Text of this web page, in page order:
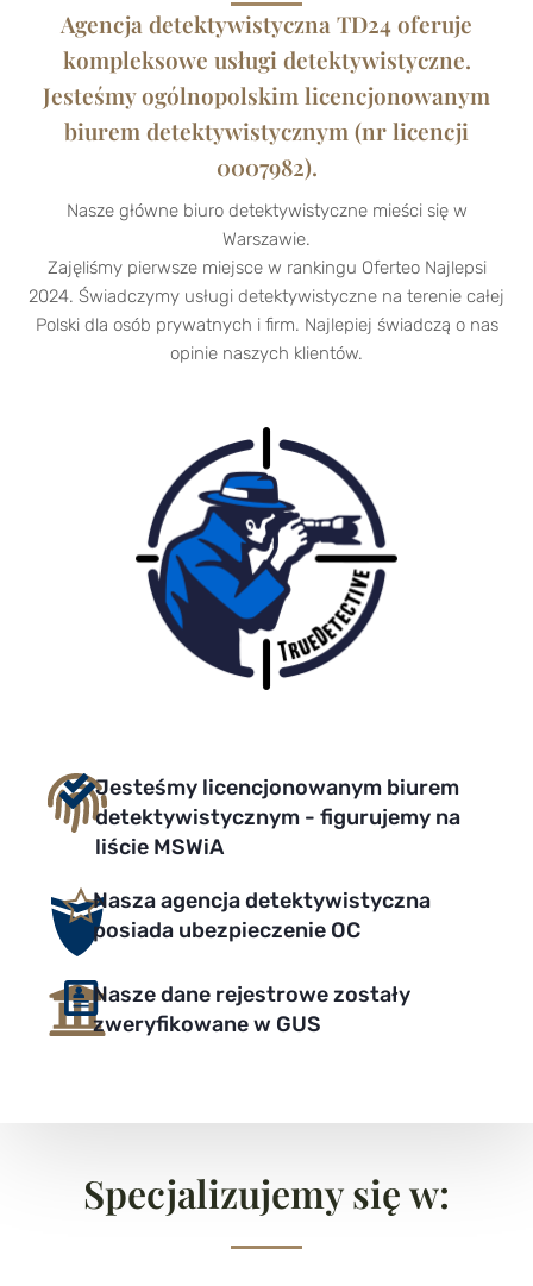
Agencja detektywistyczna TD24 oferuje
kompleksowe usługi detektywistyczne.
Jesteśmy ogólnopolskim licencjonowanym
biurem detektywistycznym (nr licencji
0007982).
Nasze główne biuro detektywistyczne mieści się w
Warszawie.
Zajęliśmy pierwsze miejsce w rankingu Oferteo Najlepsi
2024. Świadczymy usługi detektywistyczne na terenie całej
Polski dla osób prywatnych i firm. Najlepiej świadczą o nas
opinie naszych klientów.
Jesteśmy licencjonowanym biurem
detektywistycznym - figurujemy na
liście MSWiA
Nasza agencja detektywistyczna
posiada ubezpieczenie OC
Nasze dane rejestrowe zostały
zweryfikowane w GUS
Specjalizujemy się w: